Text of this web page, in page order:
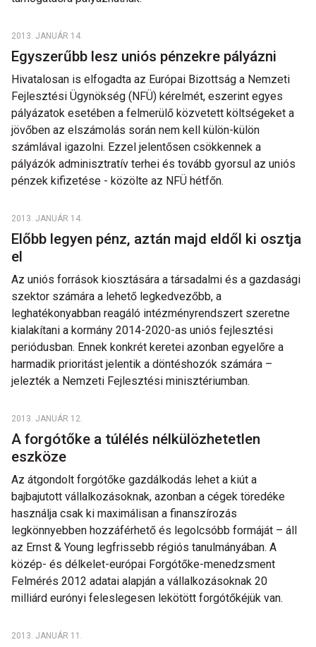
2013. JANUÁR 14.
Egyszerűbb lesz uniós pénzekre pályázni
Hivatalosan is elfogadta az Európai Bizottság a Nemzeti
Fejlesztési Ügynökség (NFÜ) kérelmét, eszerint egyes
pályázatok esetében a felmerülő közvetett költségeket a
jövőben az elszámolás során nem kell külön-külön
számlával igazolni. Ezzel jelentősen csökkennek a
pályázók adminisztratív terhei és tovább gyorsul az uniós
pénzek kifizetése - közölte az NFÜ hétfőn.
2013. JANUÁR 14.
Előbb legyen pénz, aztán majd eldől ki osztja
el
Az uniós források kiosztására a társadalmi és a gazdasági
szektor számára a lehető legkedvezőbb, a
leghatékonyabban reagáló intézményrendszert szeretne
kialakítani a kormány 2014-2020-as uniós fejlesztési
periódusban. Ennek konkrét keretei azonban egyelőre a
harmadik prioritást jelentik a döntéshozók számára –
jelezték a Nemzeti Fejlesztési minisztériumban.
2013. JANUÁR 12.
A forgótőke a túlélés nélkülözhetetlen
eszköze
Az átgondolt forgótőke gazdálkodás lehet a kiút a
bajbajutott vállalkozásoknak, azonban a cégek töredéke
használja csak ki maximálisan a finanszírozás
legkönnyebben hozzáférhető és legolcsóbb formáját – áll
az Ernst & Young legfrissebb régiós tanulmányában. A
közép- és délkelet-európai Forgótőke-menedzsment
Felmérés 2012 adatai alapján a vállalkozásoknak 20
milliárd eurónyi feleslegesen lekötött forgótőkéjük van.
2013. JANUÁR 11.